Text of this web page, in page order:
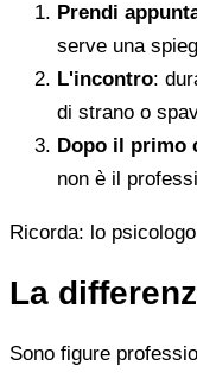
Prendi
serve una
L'incontro:
di strano o
Dopo il primo
non è il
Ricorda: lo
La
Sono figure